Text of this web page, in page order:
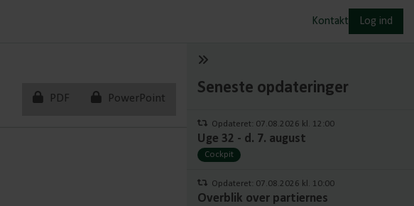
Kontakt Log ind
PDF PowerPoint
Seneste opdateringer
Opdateret: 07.08.2026 kl. 12:00
Uge 32 - d. 7. august
Cockpit
Opdateret: 07.08.2026 kl. 10:00
Overblik over partiernes